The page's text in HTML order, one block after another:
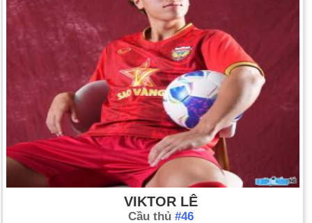
VIKTOR LÊ
Cầu thủ #46